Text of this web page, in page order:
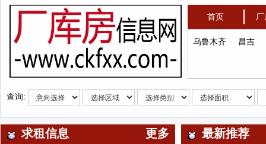
首页
乌鲁木齐 昌吉
查询:
求租信息 更多 最新推荐